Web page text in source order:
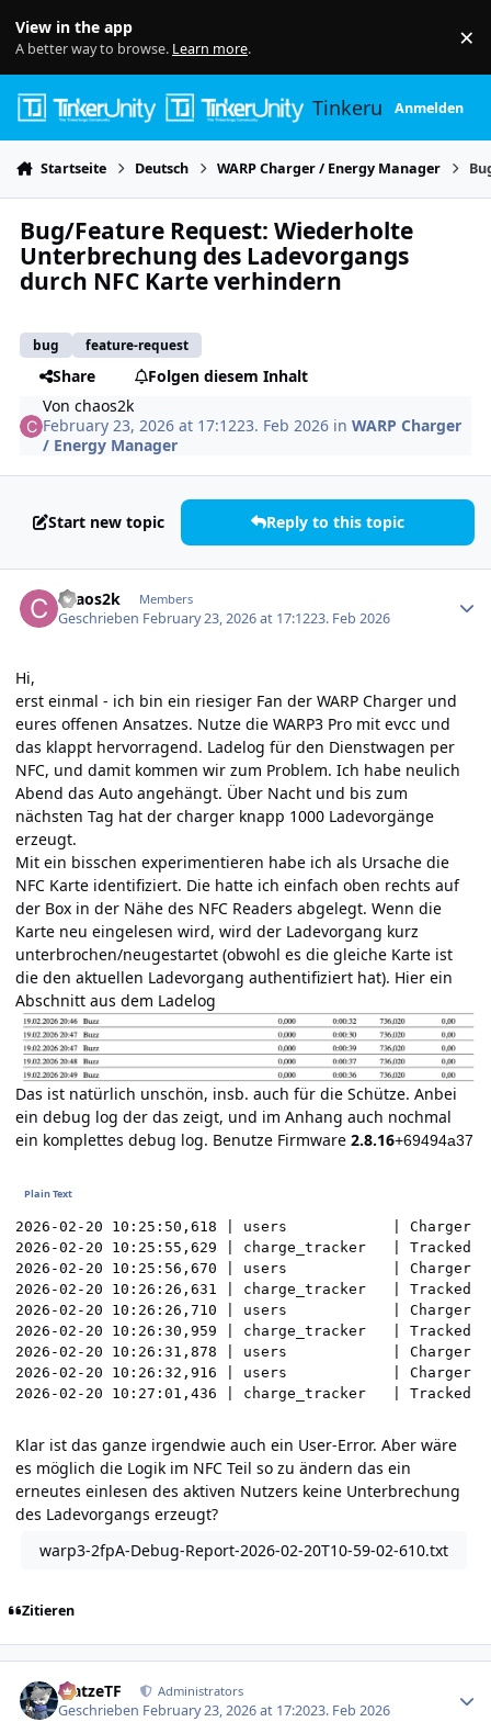
View in the app
A better way to browse. Learn more. ×
TinkerunityAnmelden
Startseite Deutsch WARP Charger / Energy Manager
Bug/Feature Request: Wiederholte
Unterbrechung des Ladevorgangs
durch NFC Karte verhindern
bug feature-request
Share
Folgen diesem Inhalt
Vonchaos2k
February 23, 2026 at 17:1223. Feb 2026 inWARP Charger
/ Energy Manager
Start new topic Reply to this topic
chaos2k Members
Geschrieben February 23, 2026 at 17:1223. Feb 2026
Hi,
erst einmal - ich bin ein riesiger Fan der WARP Charger und
eures offenen Ansatzes. Nutze die WARP3 Pro mit evcc und
das klappt hervorragend. Ladelog für den Dienstwagen per
NFC, und damit kommen wir zum Problem. Ich habe neulich
Abend das Auto angehängt. Über Nacht und bis zum
nächsten Tag hat der charger knapp 1000 Ladevorgänge
erzeugt.
Mit ein bisschen experimentieren habe ich als Ursache die
NFC Karte identifiziert. Die hatte ich einfach oben rechts auf
der Box in der Nähe des NFC Readers abgelegt. Wenn die
Karte neu eingelesen wird, wird der Ladevorgang kurz
unterbrochen/neugestartet (obwohl es die gleiche Karte ist
die den aktuellen Ladevorgang authentifiziert hat). Hier ein
Abschnitt aus dem Ladelog
Das ist natürlich unschön, insb. auch für die Schütze. Anbei
ein debug log der das zeigt, und im Anhang auch nochmal
ein komplettes debug log. Benutze Firmware 2.8.16+69494a37
2026-02-20 10:25:50,618 | users            | Charger
2026-02-20 10:25:55,629 | charge_tracker   | Tracked
2026-02-20 10:25:56,670 | users            | Charger
2026-02-20 10:26:26,631 | charge_tracker   | Tracked
2026-02-20 10:26:26,710 | users            | Charger
2026-02-20 10:26:30,959 | charge_tracker   | Tracked
2026-02-20 10:26:31,878 | users            | Charger
2026-02-20 10:26:32,916 | users            | Charger
Klar ist das ganze irgendwie auch ein User-Error. Aber wäre
es möglich die Logik im NFC Teil so zu ändern das ein
erneutes einlesen des aktiven Nutzers keine Unterbrechung
des Ladevorgangs erzeugt?
warp3-2fpA-Debug-Report-2026-02-20T10-59-02-610.txt
Zitieren
MatzeTF Administrators
Geschrieben February 23, 2026 at 17:2023. Feb 2026